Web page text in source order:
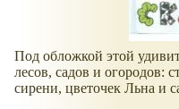
Под обложкой этой
лесов, садов и огородов:
сирени, цветочек Льна и